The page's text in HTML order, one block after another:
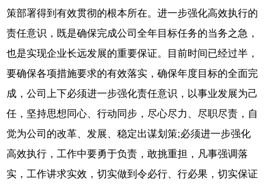
策部署得到有效贯彻的根本所在。进一步强化高效执行的
责任意识，既是确保完成公司全年目标任务的当务之急，
也是实现企业长远发展的重要保证。目前时间已经过半，
要确保各项措施要求的有效落实，确保年度目标的全面完
成，公司上下必须进一步强化责任意识，以事业发展为己
任，坚持思想同心、行动同步，尽心尽力、尽职尽责，自
觉为公司的改革、发展、稳定出谋划策;必须进一步强化
高效执行，工作中要勇于负责，敢挑重担，凡事强调落
实，工作讲求实效，切实做到令必行、行必果，切实保证